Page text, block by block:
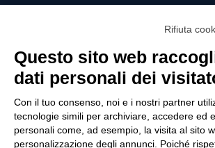
UTILITÀ
Recupero Password
Verifica attestato di
POLICIES AND
Informativa cookie
Rifiuta
Questo sito web
dati personali dei
Con il tuo consenso, noi e i nostri partner
tecnologie simili per archiviare, accedere ed
personali come, ad esempio, la visita al sito
personalizzazione degli annunci. Poiché